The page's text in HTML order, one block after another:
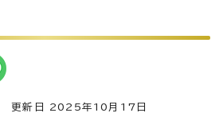
更新日 2025年10月17日